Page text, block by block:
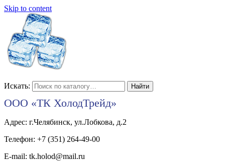
Skip to content
Искать:
ООО «ТК ХолодТрейд»
Адрес: г.Челябинск, ул.Лобкова, д.2
Телефон: +7 (351) 264-49-00
E-mail: tk.holod@mail.ru